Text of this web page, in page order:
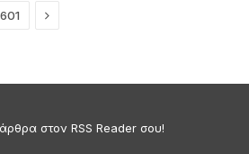
601 Next
στον RSS Reader σου!